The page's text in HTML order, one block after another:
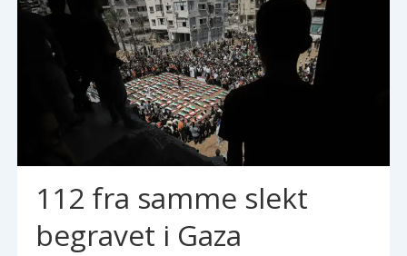
112 fra samme slekt
begravet i Gaza